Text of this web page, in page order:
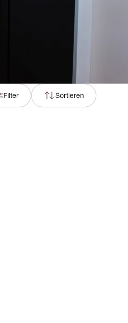
Filter Sortieren